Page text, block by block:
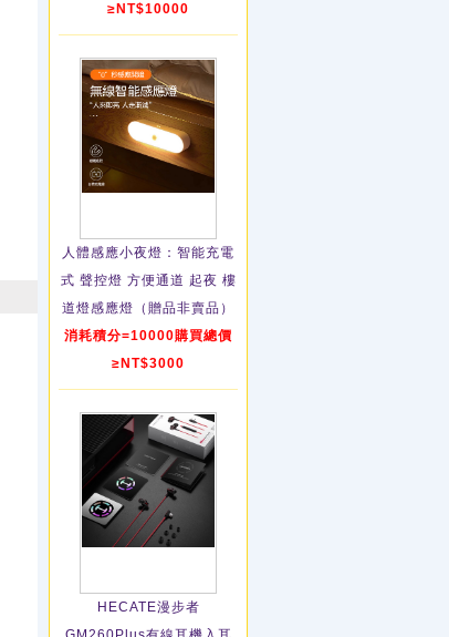
≥NT$10000
人體感應小夜燈：智能充電
式 聲控燈 方便通道 起夜 樓
道燈感應燈（贈品非賣品）
消耗積分=10000購買總價
≥NT$3000
HECATE漫步者